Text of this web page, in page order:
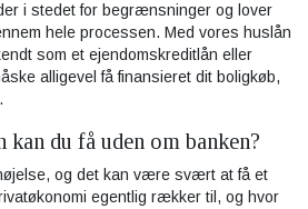
i stedet for begrænsninger og lover
hele processen. Med vores huslån
som et ejendomskreditlån eller
alligevel få finansieret dit boligkøb,
du få uden om banken?
og det kan være svært at få et
egentlig rækker til, og hvor